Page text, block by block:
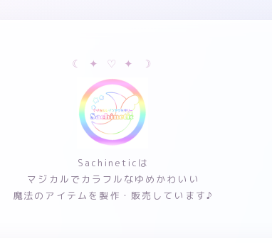
Sachineticは
マジカルでカラフルなゆめかわいい
魔法のアイテムを製作・販売しています♪